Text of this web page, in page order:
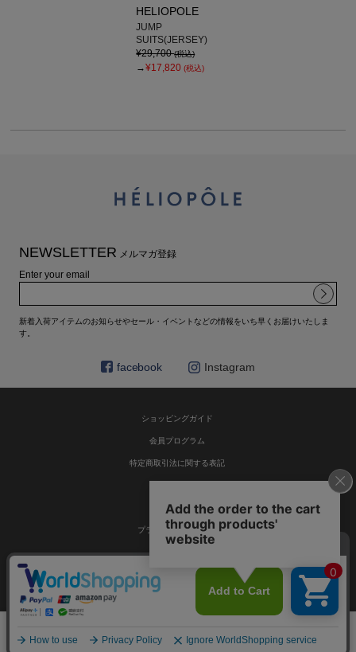
HELIOPOLE
JUMP
SUITS(JERSEY)
¥29,700(税込)
→¥17,820(税込)
NEWSLETTER メルマガ登録
Enter your email
新着入荷アイテムのお知らせやセール・イベントなどの情報をいち早くお届けいたしま
す。
facebook Instagram
ショッピングガイド
会員プログラム
特定商取引法に関する表記
利用規約
プライバシーポリシー
© HELIOPOLE 公式通販 All Rights Reserved